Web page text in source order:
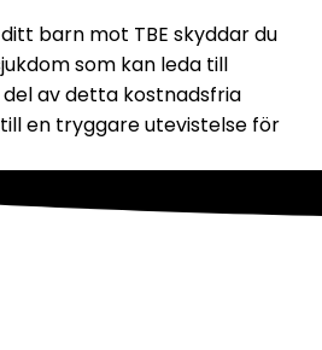
barn mot TBE skyddar du
som kan leda till
av detta kostnadsfria
en tryggare utevistelse för